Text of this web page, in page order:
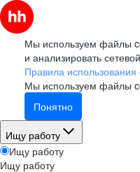
Мы используем файлы
и анализировать
Правила
Мы используем файлы
Понятно
Ищу работу
Ищу работу
Ищу работу